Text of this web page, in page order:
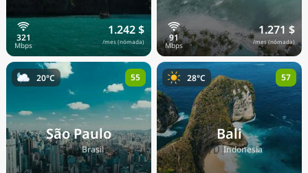
1.242 $
/mes (nómada)
1.271 $
/mes (nómada)
São Paulo
🇧🇷Brasil
20°C 55
Bali
🇮🇩Indonesia
28°C 57